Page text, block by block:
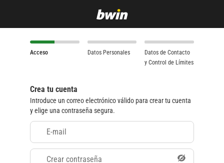
Acceso Datos Personales
Datos de Contacto
y Control de Límites
Crea tu cuenta
Introduce un correo electrónico válido para crear tu cuenta
y elige una contraseña segura.
E-mail
Crear contraseña